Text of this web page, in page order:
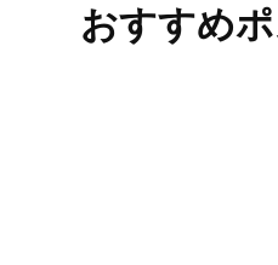
おすすめ